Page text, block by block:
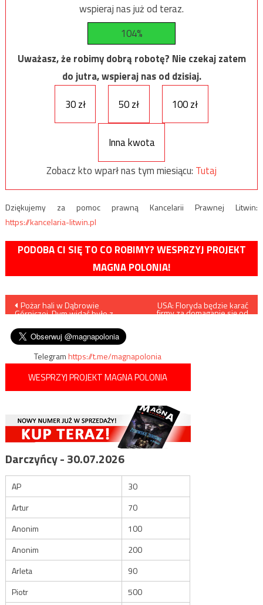
wspieraj nas już od teraz.
104%
Uważasz, że robimy dobrą robotę? Nie czekaj zatem
do jutra, wspieraj nas od dzisiaj.
30 zł
50 zł 100 zł
Inna kwota
Zobacz kto wparł nas tym miesiącu: Tutaj
Dziękujemy za pomoc prawną Kancelarii Prawnej Litwin:
https://kancelaria-litwin.pl
PODOBA CI SIĘ TO CO ROBIMY? WESPRZYJ PROJEKT
MAGNA POLONIA!
Nawigacja
wpisu
Pożar hali w Dąbrowie
Górniczej. Dym widać było z
USA: Floryda będzie karać
firmy za domaganie się od
Telegramhttps://t.me/magnapolonia
WESPRZYJ PROJEKT MAGNA POLONIA
Darczyńcy - 30.07.2026
AP
30
Artur
70
Anonim
100
Anonim
200
Arleta
90
Piotr
500